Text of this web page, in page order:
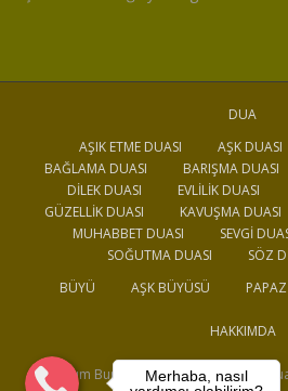
Merhaba, nasıl
DUA
AŞIK ETME DUASI
AŞK DUASI
BAĞLAMA DUASI
BARIŞMA DUASI
DILEK DUASI
EVLILIK DUASI
GÜZELLIK DUASI
KAVUŞMA DUASI
MUHABBET DUASI
SEVGI
SOĞUTMA DUASI
SÖZ
BÜYÜ
AŞK BÜYÜSÜ
HAKKIMDA
Medyum Burak, Büyü, Dua, Aşık Etme